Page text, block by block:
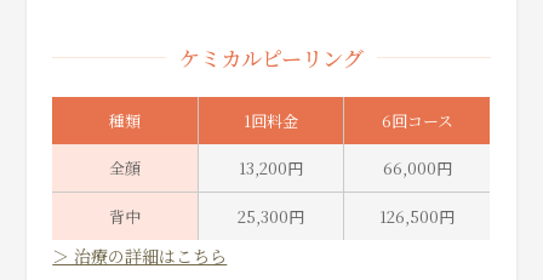
ケミカルピーリング
種類 1回料金 6回コース
全顔 13,200円 66,000円
背中 25,300円 126,500円
＞ 治療の詳細はこちら